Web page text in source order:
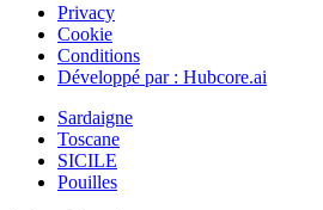
Privacy
Cookie
Conditions
Développé par : Hubcore.ai
Sardaigne
Toscane
SICILE
Pouilles